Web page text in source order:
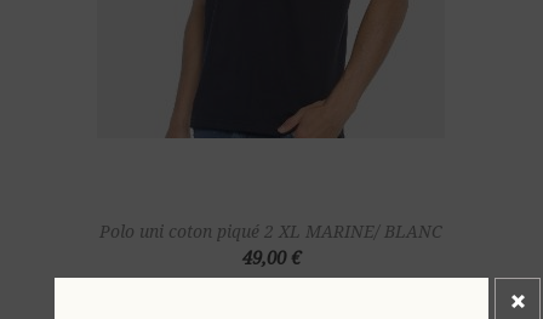
Polo uni coton piqué 2 XL MARINE/ BLANC
49,00 €